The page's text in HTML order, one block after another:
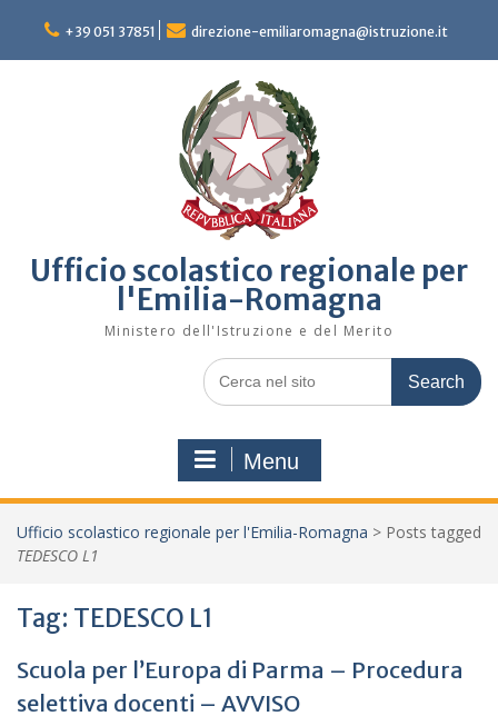
content
+39 051 37851 direzione-emiliaromagna@istruzione.it
Ufficio scolastico regionale per
l'Emilia-Romagna
Ministero dell'Istruzione e del Merito
Search
for:
Menu
Ufficio scolastico regionale per l'Emilia-Romagna > Posts tagged
TEDESCO L1
Tag: TEDESCO L1
Scuola per l’Europa di Parma – Procedura
selettiva docenti – AVVISO